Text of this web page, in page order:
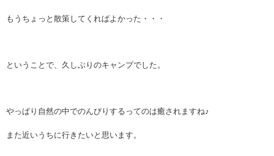
もうちょっと散策してくればよかった・・・
ということで、久しぶりのキャンプでした。
やっぱり自然の中でのんびりするってのは癒されますね♪
また近いうちに行きたいと思います。